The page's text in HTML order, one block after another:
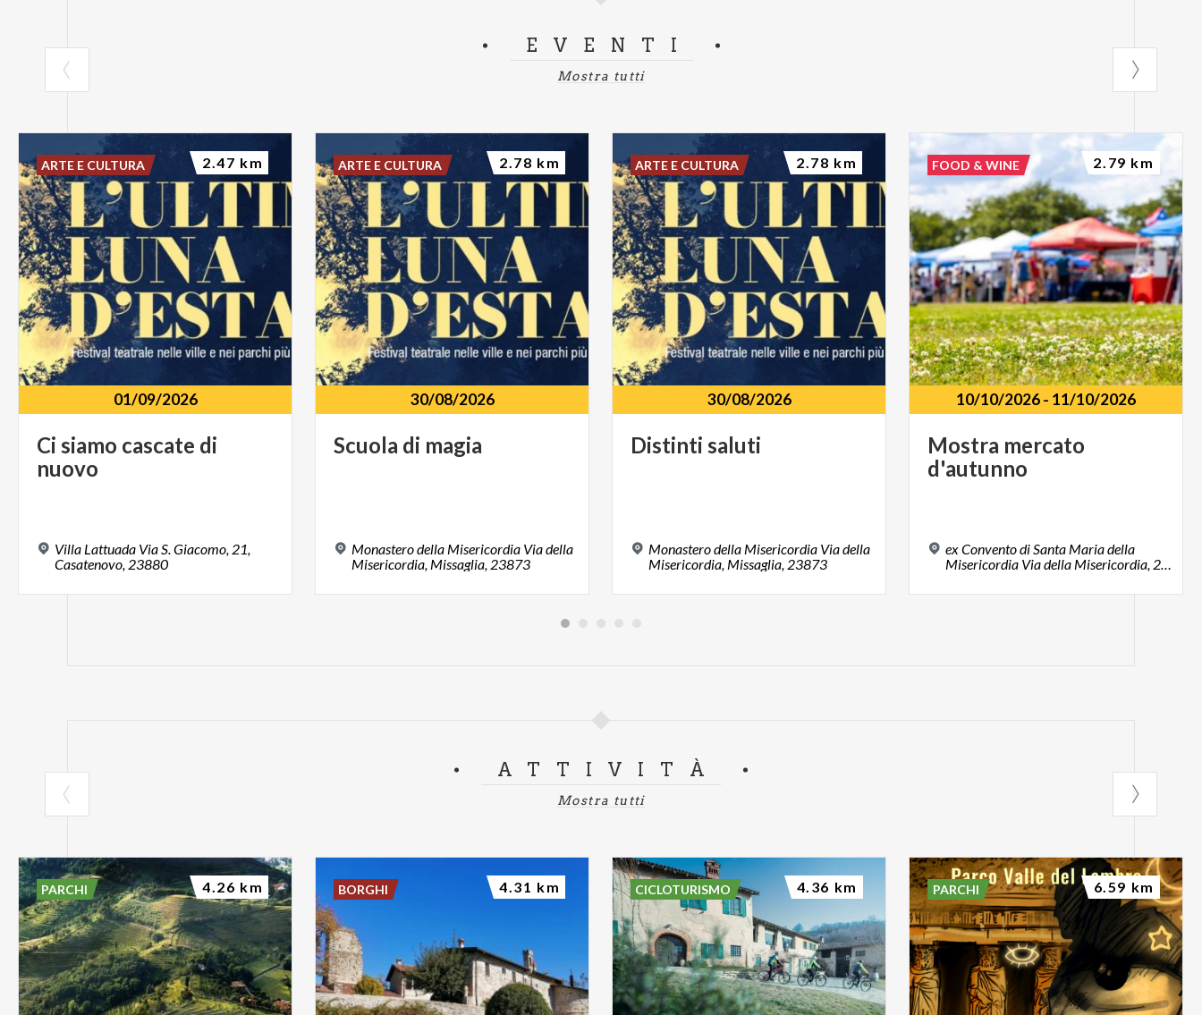
EVENTI
Mostra tutti
01/09/2026
Ci siamo cascate di
nuovo
Villa Lattuada Via S. Giacomo, 21,
Casatenovo, 23880
ARTE E CULTURA 2.47 km
30/08/2026
Scuola di magia
Monastero della Misericordia Via della
Misericordia, Missaglia, 23873
ARTE E CULTURA 2.78 km
30/08/2026
Distinti saluti
Monastero della Misericordia Via della
Misericordia, Missaglia, 23873
ARTE E CULTURA 2.78 km
10/10/2026- 11/10/2026
Mostra mercato
d'autunno
ex Convento di Santa Maria della
Misericordia Via della Misericordia, 25, 23873, Missaglia, LC
FOOD & WINE 2.79 km
ATTIVITÀ
Mostra tutti
PARCHI 4.26 km BORGHI 4.31 km CICLOTURISMO 4.36 km PARCHI 6.59 km